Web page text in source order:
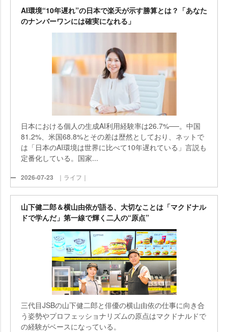
AI環境“10年遅れ”の日本で楽天が示す勝算とは？「あなた
のナンバーワンには確実になれる」
日本における個人の生成AI利用経験率は26.7%──。中国
81.2%、米国68.8%とその差は歴然としており、ネットで
は「日本のAI環境は世界に比べて10年遅れている」言説も
定番化している。国家...
2026-07-23 ｜ライフ｜
山下健二郎＆横山由依が語る、大切なことは「マクドナル
ドで学んだ」第一線で輝く二人の“原点”
三代目JSBの山下健二郎と俳優の横山由依の仕事に向き合
う姿勢やプロフェッショナリズムの原点はマクドナルドで
の経験がベースになっている。